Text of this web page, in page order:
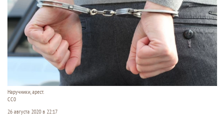
Наручники, арест.
СС0
26 августа 2020 в 22:17